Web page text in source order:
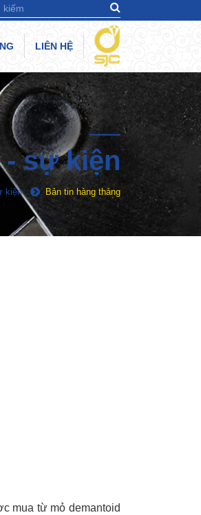
LIÊN HỆ
sự kiện
kiện Bản tin hàng tháng
mua từ mỏ demantoid